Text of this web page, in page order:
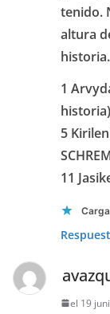
tenido.
altura
historia.
1
5
11
el 19